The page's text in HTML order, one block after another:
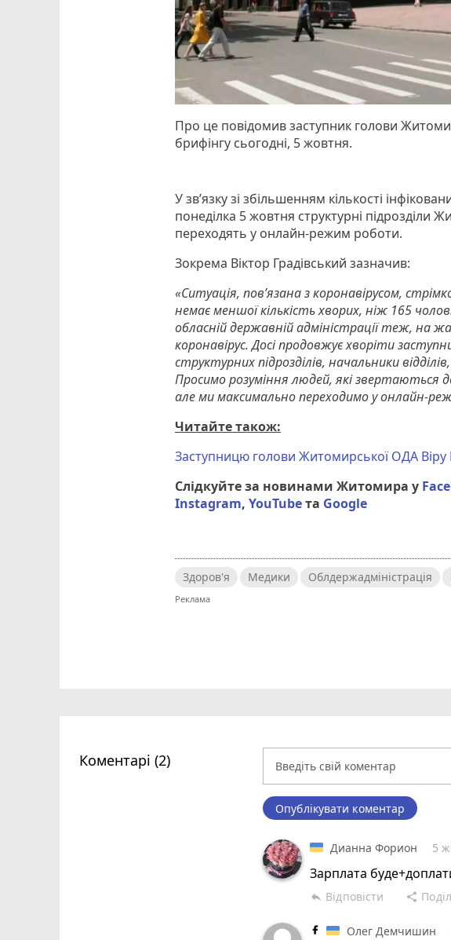
Про це повідомив заступник голови
брифінгу сьогодні, 5 жовтня.
У зв’язку зі збільшенням кількості
понеділка 5 жовтня структурні підрозділи
переходять у онлайн-режим роботи.
Зокрема Віктор Градівський зазначив:
«Ситуація, пов’язана з коронавірусом,
немає меншої кількість хворих, ніж 165
обласній державній адміністрації теж, на
коронавірус. Досі продовжує хворіти
структурних підрозділів, начальники
Просимо розуміння людей, які звертаються
але ми максимально переходимо у онлайн-
Читайте також:
Заступницю голови Житомирської ОДА
Слідкуйте за новинами Житомира у
Instagram,YouTubeта Google
Здоров'я Медики Облдержадміністрація
Коментарі (2)
Опублікувати коментар
Дианна Форион 5
Зарплата
reply Відповісти share
Олег Демчишин